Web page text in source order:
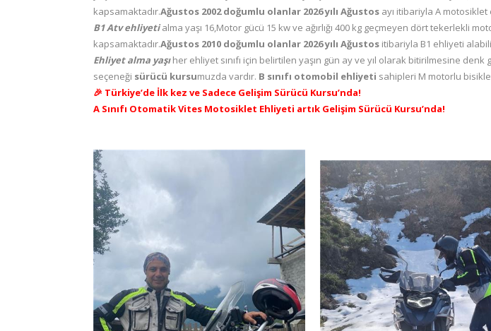
kapsamaktadır.Ağustos 2002 doğumlu olanlar 2026 yılı Ağustos ayı itibariyla A
B1 Atv ehliyetialma yaşı 16,Motor gücü 15 kw ve ağırlığı 400 kg geçmeyen dört tekerlekli
kapsamaktadır.Ağustos 2010 doğumlu olanlar 2026 yılı Ağustos itibariyla B1 ehliyeti
Ehliyet alma yaşıher ehliyet sınıfı için belirtilen yaşın gün ay ve yıl olarak bitirilmesine
seçeneği sürücü kursumuzda vardır. B sınıfı otomobil ehliyeti sahipleri M motorlu
🎉 Türkiye’de İlk kez ve Sadece Gelişim Sürücü Kursu’nda!
A Sınıfı Otomatik Vites Motosiklet Ehliyeti artık Gelişim Sürücü Kursu’nda!